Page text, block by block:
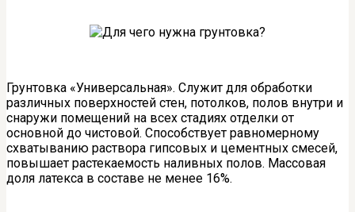
Грунтовка «Универсальная». Служит для обработки
различных поверхностей стен, потолков, полов внутри и
снаружи помещений на всех стадиях отделки от
основной до чистовой. Способствует равномерному
схватыванию раствора гипсовых и цементных смесей,
повышает растекаемость наливных полов. Массовая
доля латекса в составе не менее 16%.